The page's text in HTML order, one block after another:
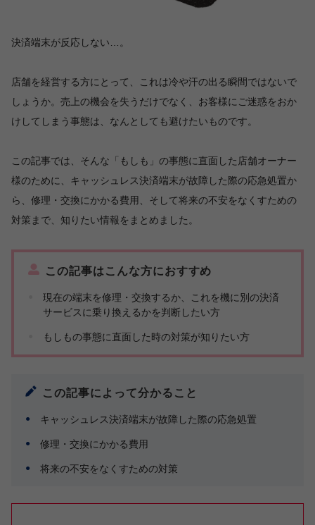
決済端末が反応しない…。
店舗を経営する方にとって、これは冷や汗の出る瞬間ではないで
しょうか。売上の機会を失うだけでなく、お客様にご迷惑をおか
けしてしまう事態は、なんとしても避けたいものです。
この記事では、そんな「もしも」の事態に直面した店舗オーナー
様のために、キャッシュレス決済端末が故障した際の応急処置か
ら、修理・交換にかかる費用、そして将来の不安をなくすための
対策まで、知りたい情報をまとめました。
この記事はこんな方におすすめ
現在の端末を修理・交換するか、これを機に別の決済
サービスに乗り換えるかを判断したい方
もしもの事態に直面した時の対策が知りたい方
この記事によって分かること
キャッシュレス決済端末が故障した際の応急処置
修理・交換にかかる費用
将来の不安をなくすための対策